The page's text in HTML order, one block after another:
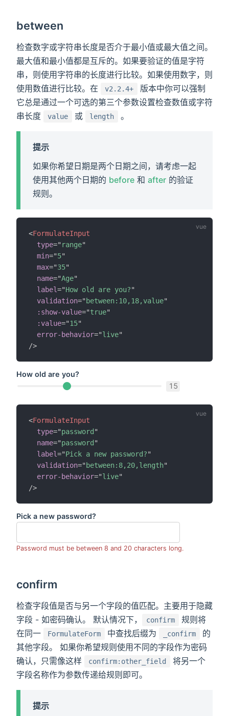
between
检查数字或字符串长度是否介于最小值或最大值之间。
最大值和最小值都是互斥的。如果要验证的值是字符
串，则使用字符串的长度进行比较。如果使用数字，则
使用数值进行比较。在
v2.2.4+
版本中你可以强制
它总是通过一个可选的第三个参数设置检查数值或字符
串长度
value 或 length 。
提示
如果你希望日期是两个日期之间，请考虑一起
使用其他两个日期的 before 和 after 的验证
规则。
<FormulateInput
type=" range"
min="5"
max="35"
name="Age"
label="How old are you?"
validation=" between:10,18,value"
:show-value="true"
:value="15"
error-behavior="live"
/>
How old are you?
15
<FormulateInput
type="password "
name="password "
label="Pick a new password?"
validation=" between:8,20,length"
error-behavior="live"
/>
Pick a new password?
Password must be between 8 and 20 characters long.
confirm
检查字段值是否与另一个字段的值匹配。主要用于隐藏
字段 - 如密码确认。 默认情况下，
confirm
规则将
在同一
FormulateForm 中查找后缀为 _confirm
的
其他字段。 如果你希望规则使用不同的字段作为密码
确认，只需像这样
confirm:other_field
将另一个
字段名称作为参数传递给规则即可。
提示